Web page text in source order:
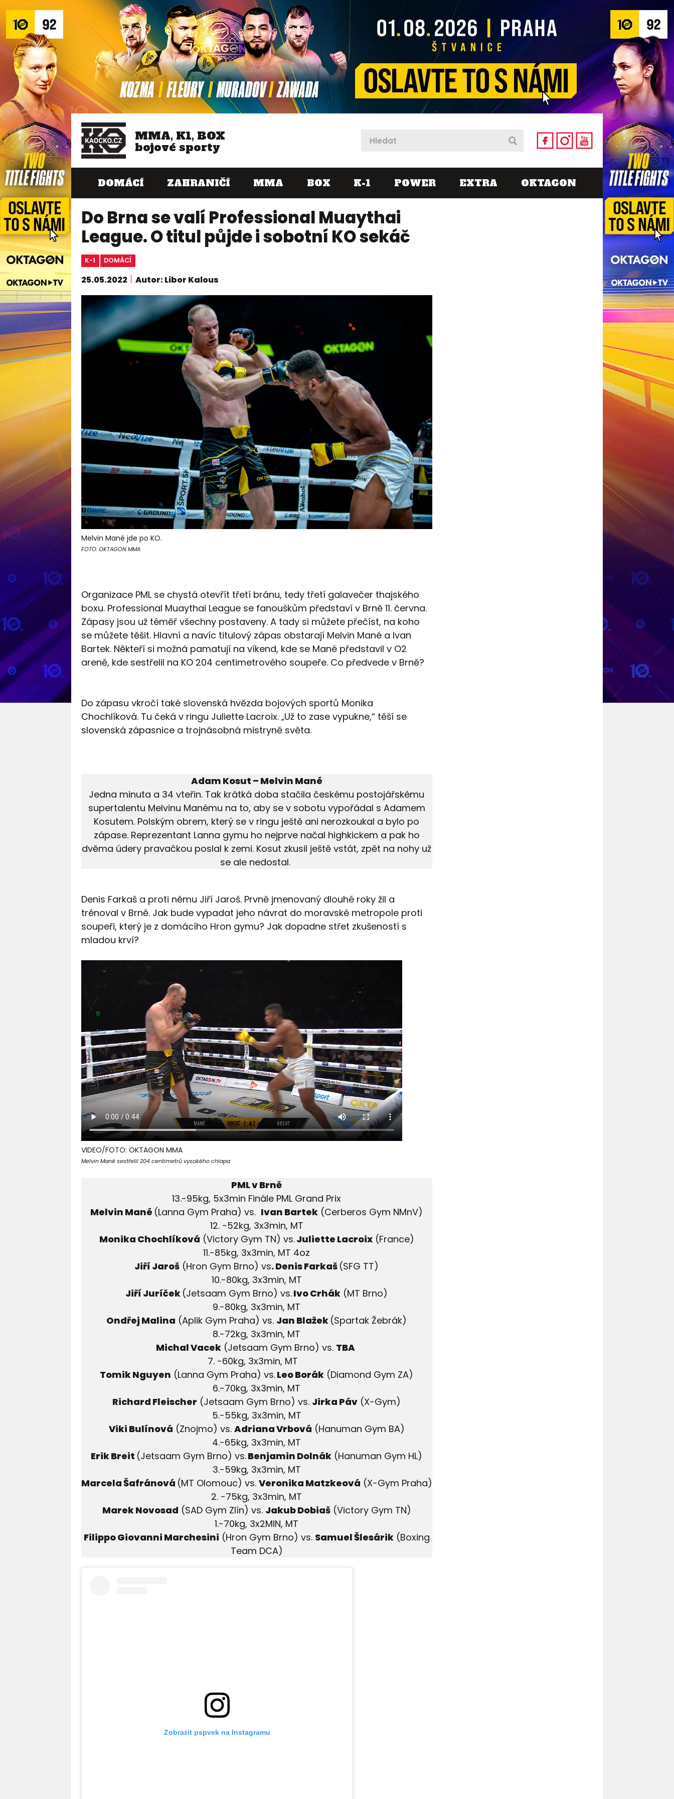
MMA, K1, BOX
bojové sporty
DOMÁCÍ ZAHRANIČÍ MMA BOX K-1 POWER EXTRA OKTAGON
Do Brna se valí Professional Muaythai
League. O titul půjde i sobotní KO sekáč
K-1 DOMÁCÍ
25.05.2022 Autor: Libor Kalous
Melvin Mané jde po KO.
FOTO: OKTAGON MMA
Organizace PML se chystá otevřít třetí bránu, tedy třetí galavečer thajského
boxu. Professional Muaythai League se fanouškům představí v Brně 11. června.
Zápasy jsou už téměř všechny postaveny. A tady si můžete přečíst, na koho
se můžete těšit. Hlavní a navíc titulový zápas obstarají Melvin Mané a Ivan
Bartek. Někteří si možná pamatují na víkend, kde se Mané představil v O2
areně, kde sestřelil na KO 204 centimetrového soupeře. Co předvede v Brně?
Do zápasu vkročí také slovenská hvězda bojových sportů Monika
Chochlíková. Tu čeká v ringu Juliette Lacroix. „Už to zase vypukne,“ těší se
slovenská zápasnice a trojnásobná mistryně světa.
Adam Kosut – Melvin Mané
Jedna minuta a 34 vteřin. Tak krátká doba stačila českému postojářskému
supertalentu Melvinu Manému na to, aby se v sobotu vypořádal s Adamem
Kosutem. Polským obrem, který se v ringu ještě ani nerozkoukal a bylo po
zápase. Reprezentant Lanna gymu ho nejprve načal highkickem a pak ho
dvěma údery pravačkou poslal k zemi. Kosut zkusil ještě vstát, zpět na nohy už
se ale nedostal.
Denis Farkaš a proti němu Jiří Jaroš. Prvně jmenovaný dlouhé roky žil a
trénoval v Brně. Jak bude vypadat jeho návrat do moravské metropole proti
soupeři, který je z domácího Hron gymu? Jak dopadne střet zkušeností s
mladou krví?
VIDEO/FOTO: OKTAGON MMA
Melvin Mané sestřelil 204 centimetrů vysokého chlapa
PML v Brně
13.-95kg, 5x3min Finále PML Grand Prix
Melvin Mané (Lanna Gym Praha) vs. Ivan Bartek (Cerberos Gym NMnV)
12. -52kg, 3x3min, MT
Monika Chochlíková (Victory Gym TN) vs.Juliette Lacroix(France)
11.-85kg, 3x3min, MT 4oz
Jiří Jaroš (Hron Gym Brno) vs. Denis Farkaš (SFG TT)
10.-80kg, 3x3min, MT
Jiří Juríček (Jetsaam Gym Brno) vs.Ivo Crhák (MT Brno)
9.-80kg, 3x3min, MT
Ondřej Malina (Aplik Gym Praha) vs. Jan Blažek (Spartak Žebrák)
8.-72kg, 3x3min, MT
Michal Vacek(Jetsaam Gym Brno) vs. TBA
7. -60kg, 3x3min, MT
Tomik Nguyen (Lanna Gym Praha) vs.Leo Borák (Diamond Gym ZA)
6.-70kg, 3x3min, MT
Richard Fleischer (Jetsaam Gym Brno) vs. Jirka Páv (X-Gym)
5.-55kg, 3x3min, MT
Viki Bulínová (Znojmo) vs. Adriana Vrbová (Hanuman Gym BA)
4.-65kg, 3x3min, MT
Erik Breit (Jetsaam Gym Brno) vs.Benjamin Dolnák (Hanuman Gym HL)
3.-59kg, 3x3min, MT
Marcela Šafránová (MT Olomouc) vs. Veronika Matzkeová (X-Gym Praha)
2. -75kg, 3x3min, MT
Marek Novosad (SAD Gym Zlín) vs. Jakub Dobiaš(Victory Gym TN)
1.-70kg, 3x2MIN, MT
Filippo Giovanni Marchesini (Hron Gym Brno) vs. Samuel Šlesárik(Boxing
Team DCA)
Zobrazit pspvek na Instagramu